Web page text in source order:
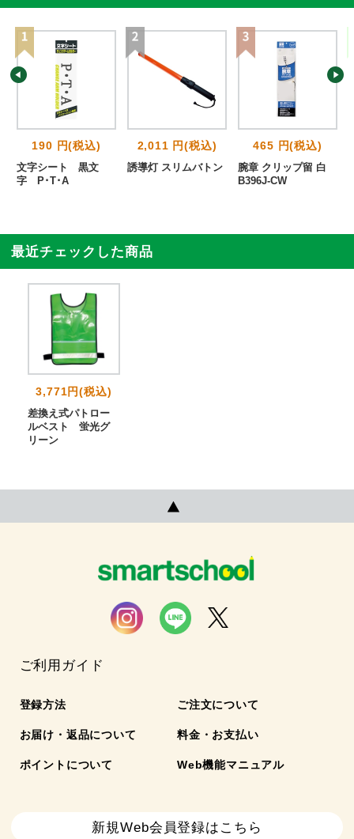
190 円(税込)
文字シート 黒文
字 P･T･A
2,011 円(税込)
誘導灯 スリムバトン
465 円(税込)
腕章 クリップ留 白
B396J-CW
最近チェックした商品
3,771円(税込)
差換え式パトロー
ルベスト 蛍光グ
リーン
ご利用ガイド
登録方法 ご注文について
お届け・返品について 料金・お支払い
ポイントについて Web機能マニュアル
新規Web会員登録はこちら